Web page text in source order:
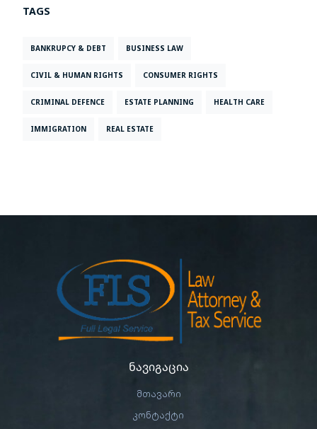
TAGS
BANKRUPCY & DEBT BUSINESS LAW
CIVIL & HUMAN RIGHTS CONSUMER RIGHTS
CRIMINAL DEFENCE ESTATE PLANNING HEALTH CARE
IMMIGRATION REAL ESTATE
ნავიგაცია
მთავარი
კონტაქტი